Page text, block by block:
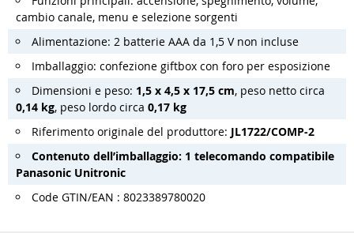
cambio canale, menu e selezione sorgenti
Alimentazione: 2 batterie AAA da 1,5 V non incluse
Imballaggio: confezione giftbox con foro per esposizione
Dimensioni e peso: 1,5 x 4,5 x 17,5 cm, peso netto circa
0,14 kg, peso lordo circa 0,17 kg
Riferimento originale del produttore: JL1722/COMP-2
Contenuto dell’imballaggio: 1 telecomando compatibile
Panasonic Unitronic
Code GTIN/EAN : 8023389780020